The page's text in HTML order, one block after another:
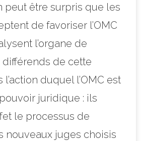
peut être surpris que les
de favoriser l’OMC
l’organe de
de cette
duquel l’OMC est
juridique : ils
le processus de
nouveaux juges choisis